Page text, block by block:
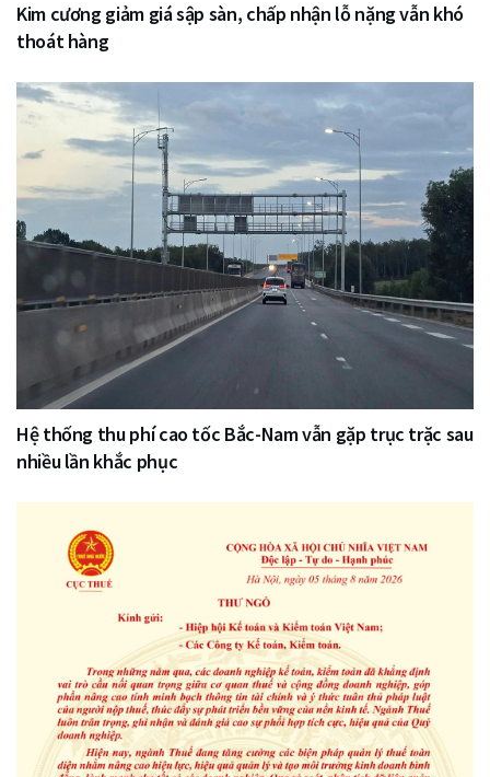
Kim cương giảm giá sập sàn, chấp nhận lỗ nặng vẫn khó
thoát hàng
Hệ thống thu phí cao tốc Bắc-Nam vẫn gặp trục trặc sau
nhiều lần khắc phục